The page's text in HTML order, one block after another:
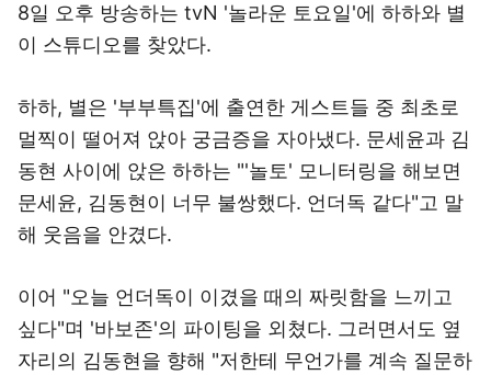
8일 오후 방송하는 tvN '놀라운 토요일'에 하하와 별
이 스튜디오를 찾았다.
하하, 별은 '부부특집'에 출연한 게스트들 중 최초로
멀찍이 떨어져 앉아 궁금증을 자아냈다. 문세윤과 김
동현 사이에 앉은 하하는 "'놀토' 모니터링을 해보면
문세윤, 김동현이 너무 불쌍했다. 언더독 같다"고 말
해 웃음을 안겼다.
이어 "오늘 언더독이 이겼을 때의 짜릿함을 느끼고
싶다"며 '바보존'의 파이팅을 외쳤다. 그러면서도 옆
자리의 김동현을 향해 "저한테 무언가를 계속 질문하